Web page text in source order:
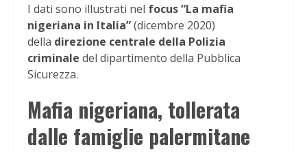
I dati sono illustrati nel focus “La mafia
nigeriana in Italia”(dicembre 2020)
della direzione centrale della Polizia
criminale del dipartimento della Pubblica
Sicurezza.
Mafia nigeriana, tollerata
dalle famiglie palermitane